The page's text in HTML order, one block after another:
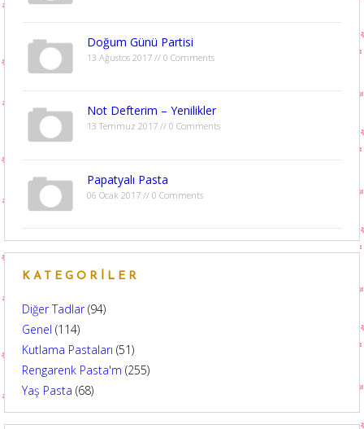
Doğum Günü Partisi
13 Ağustos 2017 // 0 Comments
Not Defterim – Yenilikler
13 Temmuz 2017 // 0 Comments
Papatyalı Pasta
06 Ocak 2017 // 0 Comments
KATEGORILER
Diğer Tadlar(94)
Genel (114)
Kutlama Pastaları (51)
Rengarenk Pasta'm (255)
Yaş Pasta (68)